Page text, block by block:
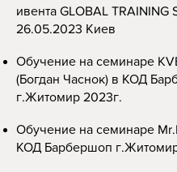
ивента GLOBAL TRAINING
26.05.2023 Киев
Обучение на семинаре
(Богдан Часнок) в КОД
г.Житомир 2023г.
Обучение на семинаре
КОД Барбершоп